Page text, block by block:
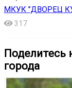
МКУК "ДВОРЕЦ
317
Поделитесь
города